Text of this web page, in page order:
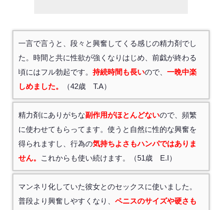
一言で言うと、段々と興奮してくる感じの精力剤でし
た。時間と共に性欲が強くなりはじめ、前戯が終わる
頃にはフル勃起です。 持続時間も長いので、 一晩中楽
しめました。
（42歳 T.A）
精力剤にありがちな副作用がほとんどないので、頻繁
に使わせてもらってます。使うと自然に性的な興奮を
得られますし、行為の気持ちよさもハンパではありま
せん。
これからも使い続けます。（51歳 E.I）
マンネリ化していた彼女とのセックスに使いました。
普段より興奮しやすくなり、 ペニスのサイズや硬さも